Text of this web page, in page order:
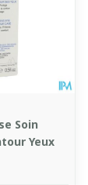
Soin
Yeux